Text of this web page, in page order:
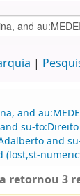
and
su-
and
(lost,st-
retornou 3